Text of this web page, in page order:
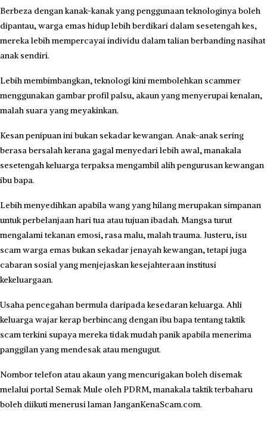
Berbeza dengan kanak-kanak yang penggunaan teknologinya boleh
dipantau, warga emas hidup lebih berdikari dalam sesetengah kes,
mereka lebih mempercayai individu dalam talian berbanding nasihat
anak sendiri.
Lebih membimbangkan, teknologi kini membolehkan scammer
menggunakan gambar profil palsu, akaun yang menyerupai kenalan,
malah suara yang meyakinkan.
Kesan penipuan ini bukan sekadar kewangan. Anak-anak sering
berasa bersalah kerana gagal menyedari lebih awal, manakala
sesetengah keluarga terpaksa mengambil alih pengurusan kewangan
ibu bapa.
Lebih menyedihkan apabila wang yang hilang merupakan simpanan
untuk perbelanjaan hari tua atau tujuan ibadah. Mangsa turut
mengalami tekanan emosi, rasa malu, malah trauma. Justeru, isu
scam warga emas bukan sekadar jenayah kewangan, tetapi juga
cabaran sosial yang menjejaskan kesejahteraan institusi
kekeluargaan.
Usaha pencegahan bermula daripada kesedaran keluarga. Ahli
keluarga wajar kerap berbincang dengan ibu bapa tentang taktik
scam terkini supaya mereka tidak mudah panik apabila menerima
panggilan yang mendesak atau mengugut.
Nombor telefon atau akaun yang mencurigakan boleh dise­mak
melalui portal Semak Mule oleh PDRM, manakala taktik terbaharu
boleh diikuti menerusi laman JanganKenaScam.com.